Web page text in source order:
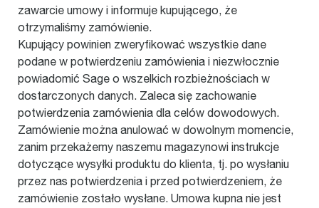
zawarcie umowy i informuje kupującego, że
otrzymaliśmy zamówienie.
Kupujący powinien zweryfikować wszystkie dane
podane w potwierdzeniu zamówienia i niezwłocznie
powiadomić Sage o wszelkich rozbieżnościach w
dostarczonych danych. Zaleca się zachowanie
potwierdzenia zamówienia dla celów dowodowych.
Zamówienie można anulować w dowolnym momencie,
zanim przekażemy naszemu magazynowi instrukcje
dotyczące wysyłki produktu do klienta, tj. po wysłaniu
przez nas potwierdzenia i przed potwierdzeniem, że
zamówienie zostało wysłane. Umowa kupna nie jest